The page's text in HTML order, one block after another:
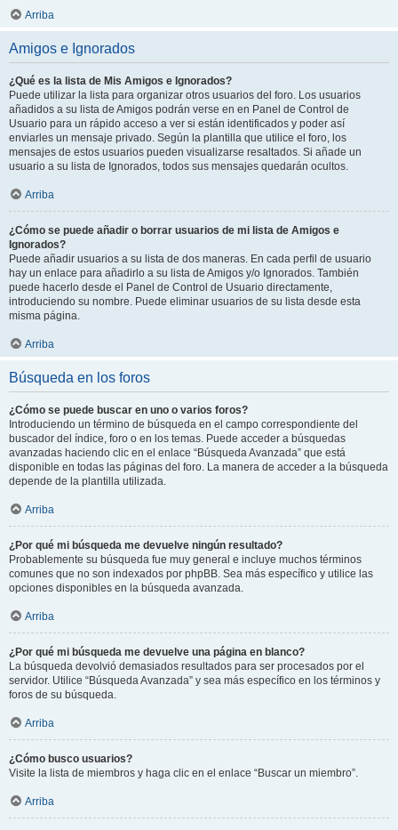
Arriba
Amigos e Ignorados
¿Qué es la lista de Mis Amigos e Ignorados?
Puede utilizar la lista para organizar otros usuarios del foro. Los usuarios
añadidos a su lista de Amigos podrán verse en en Panel de Control de
Usuario para un rápido acceso a ver si están identificados y poder así
enviarles un mensaje privado. Según la plantilla que utilice el foro, los
mensajes de estos usuarios pueden visualizarse resaltados. Si añade un
usuario a su lista de Ignorados, todos sus mensajes quedarán ocultos.
Arriba
¿Cómo se puede añadir o borrar usuarios de mi lista de Amigos e
Ignorados?
Puede añadir usuarios a su lista de dos maneras. En cada perfil de usuario
hay un enlace para añadirlo a su lista de Amigos y/o Ignorados. También
puede hacerlo desde el Panel de Control de Usuario directamente,
introduciendo su nombre. Puede eliminar usuarios de su lista desde esta
misma página.
Arriba
Búsqueda en los foros
¿Cómo se puede buscar en uno o varios foros?
Introduciendo un término de búsqueda en el campo correspondiente del
buscador del índice, foro o en los temas. Puede acceder a búsquedas
avanzadas haciendo clic en el enlace “Búsqueda Avanzada” que está
disponible en todas las páginas del foro. La manera de acceder a la búsqueda
depende de la plantilla utilizada.
Arriba
¿Por qué mi búsqueda me devuelve ningún resultado?
Probablemente su búsqueda fue muy general e incluye muchos términos
comunes que no son indexados por phpBB. Sea más específico y utilice las
opciones disponibles en la búsqueda avanzada.
Arriba
¿Por qué mi búsqueda me devuelve una página en blanco?
La búsqueda devolvió demasiados resultados para ser procesados por el
servidor. Utilice “Búsqueda Avanzada” y sea más específico en los términos y
foros de su búsqueda.
Arriba
¿Cómo busco usuarios?
Visite la lista de miembros y haga clic en el enlace “Buscar un miembro”.
Arriba